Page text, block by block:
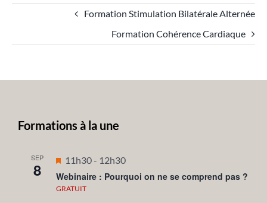
Formation Stimulation Bilatérale Alternée
Formation Cohérence Cardiaque
Formations à la une
SEP
8
Mis
en
avant
11h30- 12h30
Webinaire : Pourquoi on ne se comprend pas ?
GRATUIT